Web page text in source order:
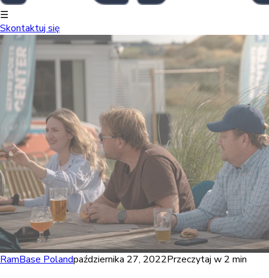
☰
Skontaktuj się
RamBase Polandpaździernika 27, 2022Przeczytaj w 2 min